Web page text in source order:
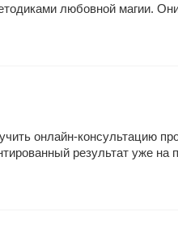
любовной магии.
онлайн-консультацию
результат уже на